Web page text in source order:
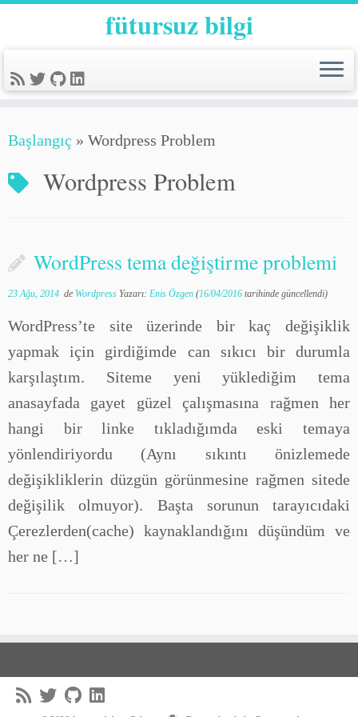
fütursuz bilgi
Başlangıç » Wordpress Problem
Wordpress Problem
WordPress tema değiştirme problemi
23 Ağu, 2014 de Wordpress Yazarı: Enis Özgen (16/04/2016 tarihinde güncellendi)
WordPress’te site üzerinde bir kaç değişiklik
yapmak için girdiğimde can sıkıcı bir durumla
karşılaştım. Siteme yeni yüklediğim tema
anasayfada gayet güzel çalışmasına rağmen her
hangi bir linke tıkladığımda eski temaya
yönlendiriyordu (Aynı sıkıntı önizlemede
değişikliklerin düzgün görünmesine rağmen sitede
değişilik olmuyor). Başta sorunun tarayıcıdaki
Çerezlerden(cache) kaynaklandığını düşündüm ve
her ne […]